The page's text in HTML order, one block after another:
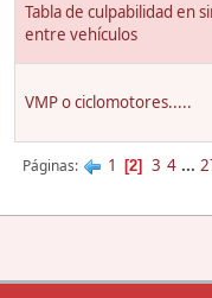
Tabla de culpabilidad en
entre vehículos
VMP o ciclomotores.....
Páginas 1 2 3 4 ...